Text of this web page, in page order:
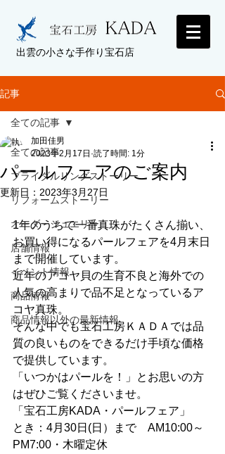
出雲の小さな手作り宝石店
記事
全ての記事
ブライダルリングストーリー
リフォームストーリー
オーダージュエリー
店舗情報
イベント情報
商品情報
商品情報以外の最新情報
全ての記事
パールフェアのご案内
加田佳男
2023年2月17日 読了時間: 1分
更新日： 2023年3月27日
1年のうちで一番真珠がたくさん揃い、
お買い得になるパールフェアを4月末日
まで開催しています。
近年のアコヤ貝の生育不良と海外での
人気の高まりで品不足となっているア
コヤ真珠。
そんな中でも宝石工房ＫＡＤＡでは品
質の良いものをできるだけ手頃な価格
で提供しています。
「いつかはパールを！」とお思いの方
はぜひご覧くださいませ。
「宝石工房KADA・パールフェア」
とき：4月30日(日）まで　AM10:00～
PM7:00・木曜定休